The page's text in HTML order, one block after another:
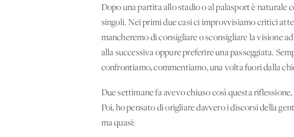
Dopo una partita allo stadio o al palasport è naturale
singoli. Nei primi due casi ci improvvisiamo critici
mancheremo di consigliare o sconsigliare la visione
alla successiva oppure preferire una passeggiata.
confrontiamo, commentiamo, una volta fuori dalla
Due settimane fa avevo chiuso così questa
Poi, ho pensato di origliare davvero i discorsi della
ma quasi: